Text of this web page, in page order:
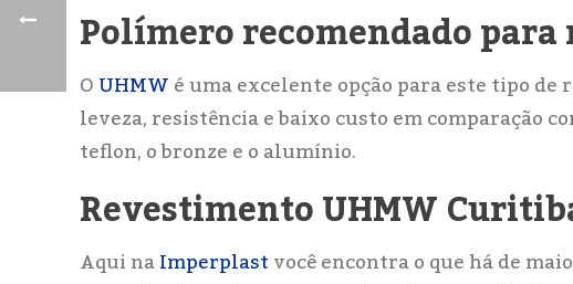
Polímero recomendado
OUHMWé uma excelente opção para este tipo
leveza, resistência e baixo custo em comparação
teflon, o bronze e o alumínio.
Revestimento UHMW
Aqui naImperplastvocê encontra o que há de